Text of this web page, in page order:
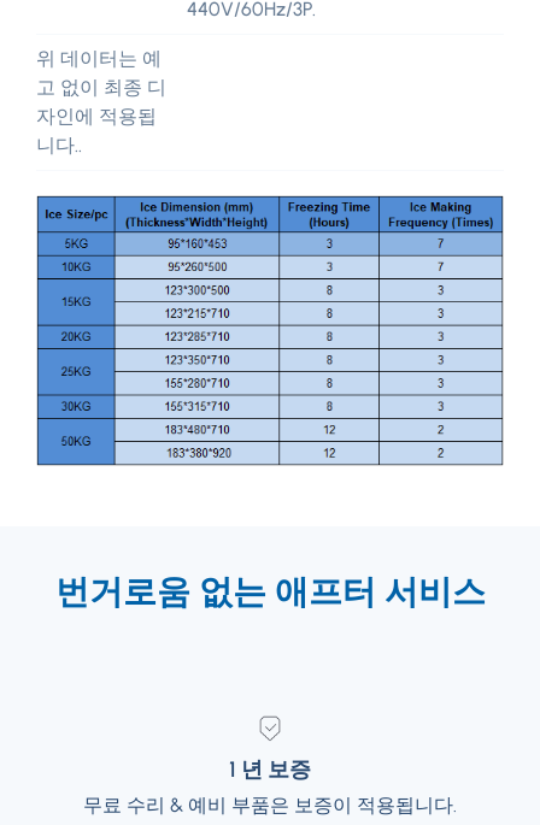
440V/60Hz/3P.
위 데이터는 예
고 없이 최종 디
자인에 적용됩
니다..
번거로움 없는 애프터 서비스
1 년 보증
무료 수리 & 예비 부품은 보증이 적용됩니다.
1 년 보증
무료 수리 & 예비 부품은 보증이 적용됩니다.